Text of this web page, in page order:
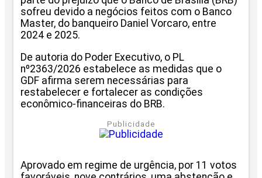
sofreu devido a negócios feitos com o Banco
Master, do banqueiro Daniel Vorcaro, entre
2024 e 2025.
De autoria do Poder Executivo, o PL
nº2363/2026 estabelece as medidas que o
GDF afirma serem necessárias para
restabelecer e fortalecer as condições
econômico-financeiras do BRB.
Publicidade
Aprovado em regime de urgência, por 11 votos